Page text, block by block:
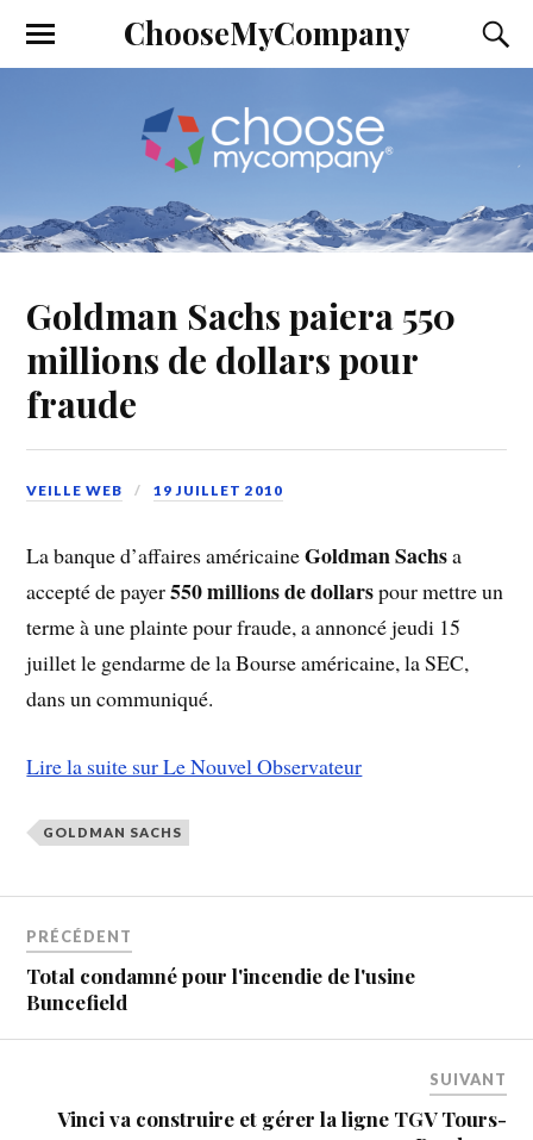
ChooseMyCompany
Goldman Sachs paiera 550
millions de dollars pour
fraude
VEILLE WEB 19 JUILLET 2010
La banque d’affaires américaineGoldman Sachsa
accepté de payer550 millions de dollarspour mettre un
terme à une plainte pour fraude, a annoncé jeudi 15
juillet le gendarme de la Bourse américaine, la SEC,
dans un communiqué.
Lire la suite sur Le Nouvel Observateur
GOLDMAN SACHS
PRÉCÉDENT
Total condamné pour l'incendie de l'usine
Buncefield
SUIVANT
Vinci va construire et gérer la ligne TGV Tours-